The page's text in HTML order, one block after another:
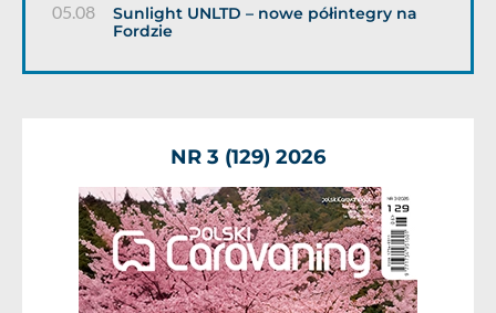
05.08
Sunlight UNLTD – nowe półintegry na
Fordzie
NR 3 (129) 2026